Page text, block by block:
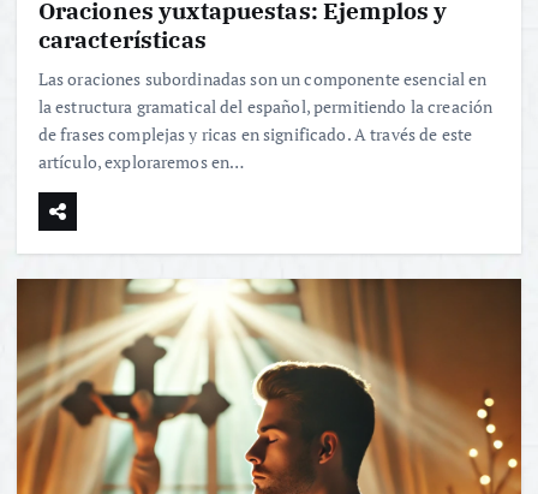
Oraciones yuxtapuestas: Ejemplos y
características
Las oraciones subordinadas son un componente esencial en
la estructura gramatical del español, permitiendo la creación
de frases complejas y ricas en significado. A través de este
artículo, exploraremos en…